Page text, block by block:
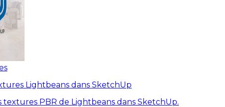
Lightbeans dans SketchUp
PBR de Lightbeans dans SketchUp.